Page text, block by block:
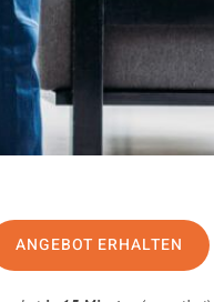
ANGEBOT ERHALTEN